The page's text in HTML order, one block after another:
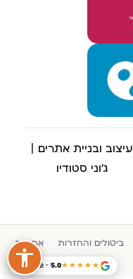
עיצוב ובניית אתרים |
ג'וני סטודיו
★★★★★
Google · 5.0
ביטולים והחזרות
אחריות